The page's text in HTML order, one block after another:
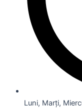
Luni, Marți,